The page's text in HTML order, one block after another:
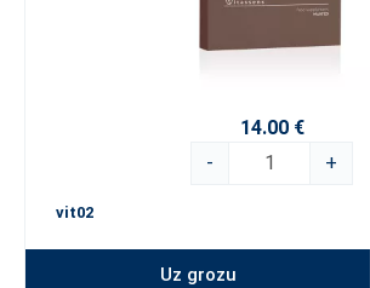
14.00 €
-
+
vit02
Uz grozu